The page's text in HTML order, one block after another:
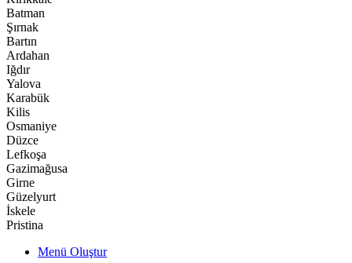
Batman
Şırnak
Bartın
Ardahan
Iğdır
Yalova
Karabük
Kilis
Osmaniye
Düzce
Lefkoşa
Gazimağusa
Girne
Güzelyurt
İskele
Pristina
Menü Oluştur